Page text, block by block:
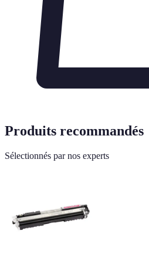
Produits recommandés
Sélectionnés par nos experts